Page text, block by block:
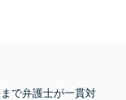
で弁護士が一貫対